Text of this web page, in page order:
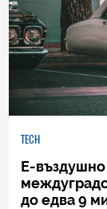
TECH
Е-въздушно
до едва 9